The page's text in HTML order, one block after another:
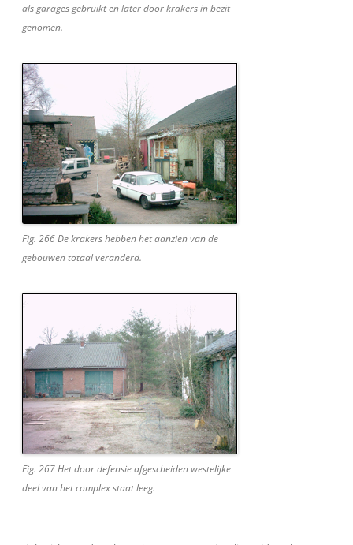
als garages gebruikt en later door krakers in bezit
genomen.
Fig. 266 De krakers hebben het aanzien van de
gebouwen totaal veranderd.
Fig. 267 Het door defensie afgescheiden westelijke
deel van het complex staat leeg.